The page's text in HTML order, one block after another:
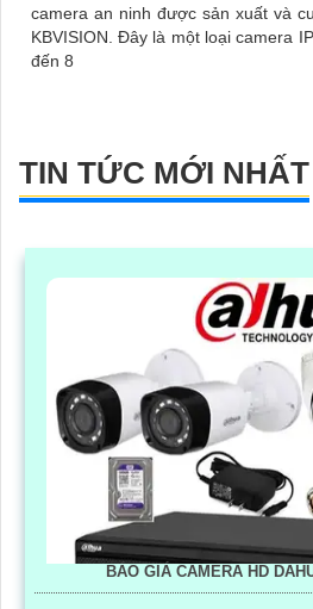
camera an ninh được sản xuất và
KBVISION. Đây là một loại camera IP có độ phân giải cao lên
đến 8
TIN TỨC MỚI NHẤT
BÁO GIÁ CAMERA HD